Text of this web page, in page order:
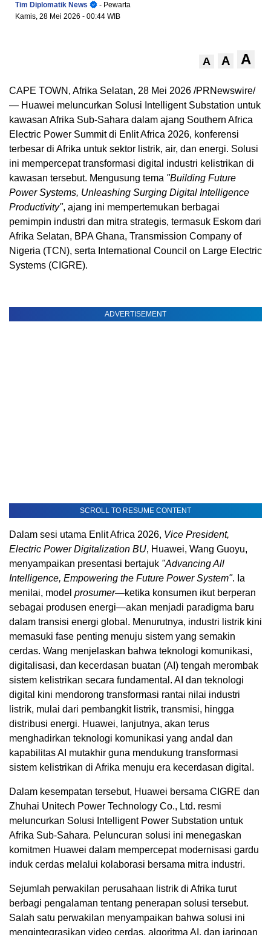
Tim Diplomatik News
- Pewarta
Kamis, 28 Mei 2026 - 00:44 WIB
A A A
CAPE TOWN, Afrika Selatan, 28 Mei 2026 /PRNewswire/
— Huawei meluncurkan Solusi Intelligent Substation untuk
kawasan Afrika Sub-Sahara dalam ajang Southern Africa
Electric Power Summit di Enlit Africa 2026, konferensi
terbesar di Afrika untuk sektor listrik, air, dan energi. Solusi
ini mempercepat transformasi digital industri kelistrikan di
kawasan tersebut. Mengusung tema "Building Future
Power Systems, Unleashing Surging Digital Intelligence
Productivity", ajang ini mempertemukan berbagai
pemimpin industri dan mitra strategis, termasuk Eskom dari
Afrika Selatan, BPA Ghana, Transmission Company of
Nigeria (TCN), serta International Council on Large Electric
Systems (CIGRE).
ADVERTISEMENT
SCROLL TO RESUME CONTENT
Dalam sesi utama Enlit Africa 2026, Vice President,
Electric Power Digitalization BU, Huawei, Wang Guoyu,
menyampaikan presentasi bertajuk "Advancing All
Intelligence, Empowering the Future Power System". Ia
menilai, model prosumer—ketika konsumen ikut berperan
sebagai produsen energi—akan menjadi paradigma baru
dalam transisi energi global. Menurutnya, industri listrik kini
memasuki fase penting menuju sistem yang semakin
cerdas. Wang menjelaskan bahwa teknologi komunikasi,
digitalisasi, dan kecerdasan buatan (AI) tengah merombak
sistem kelistrikan secara fundamental. AI dan teknologi
digital kini mendorong transformasi rantai nilai industri
listrik, mulai dari pembangkit listrik, transmisi, hingga
distribusi energi. Huawei, lanjutnya, akan terus
menghadirkan teknologi komunikasi yang andal dan
kapabilitas AI mutakhir guna mendukung transformasi
sistem kelistrikan di Afrika menuju era kecerdasan digital.
Dalam kesempatan tersebut, Huawei bersama CIGRE dan
Zhuhai Unitech Power Technology Co., Ltd. resmi
meluncurkan Solusi Intelligent Power Substation untuk
Afrika Sub-Sahara. Peluncuran solusi ini menegaskan
komitmen Huawei dalam mempercepat modernisasi gardu
induk cerdas melalui kolaborasi bersama mitra industri.
Sejumlah perwakilan perusahaan listrik di Afrika turut
berbagi pengalaman tentang penerapan solusi tersebut.
Salah satu perwakilan menyampaikan bahwa solusi ini
mengintegrasikan video cerdas, algoritma AI, dan jaringan